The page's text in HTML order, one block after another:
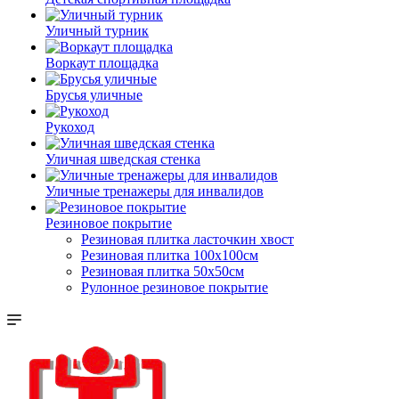
Уличный турник
Воркаут площадка
Брусья уличные
Рукоход
Уличная шведская стенка
Уличные тренажеры для инвалидов
Резиновое покрытие
Резиновая плитка ласточкин хвост
Резиновая плитка 100х100см
Резиновая плитка 50х50см
Рулонное резиновое покрытие